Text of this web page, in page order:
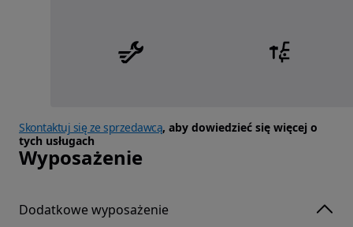
Skontaktuj się ze sprzedawcą, aby dowiedzieć się więcej o
tych usługach
Wyposażenie
Dodatkowe wyposażenie